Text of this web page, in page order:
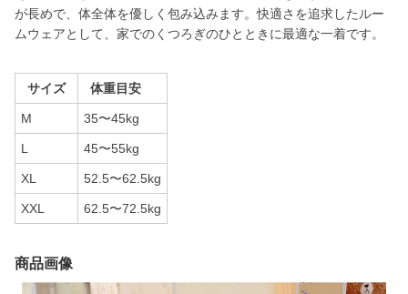
が長めで、体全体を優しく包み込みます。快適さを追求したルー
ムウェアとして、家でのくつろぎのひとときに最適な一着です。
サイズ 体重目安
M 35〜45kg
L 45〜55kg
XL 52.5〜62.5kg
XXL 62.5〜72.5kg
商品画像